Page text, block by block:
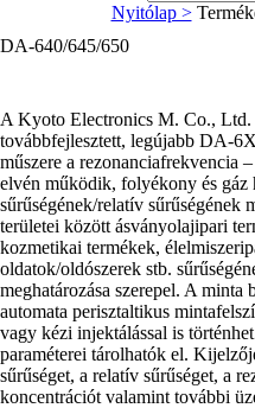
Nyitólap >
DA-640/645/650
A Kyoto Electronics M. Co.,
továbbfejlesztett, legújabb DA-
műszere a rezonanciafrekvencia
elvén működik, folyékony és gáz
sűrűségének/relatív sűrűségének
területei között ásványolajipari
kozmetikai termékek,
oldatok/oldószerek stb.
meghatározása szerepel. A minta
automata perisztaltikus
vagy kézi injektálással is
paraméterei tárolhatók el.
sűrűséget, a relatív sűrűséget, a
koncentrációt valamint további